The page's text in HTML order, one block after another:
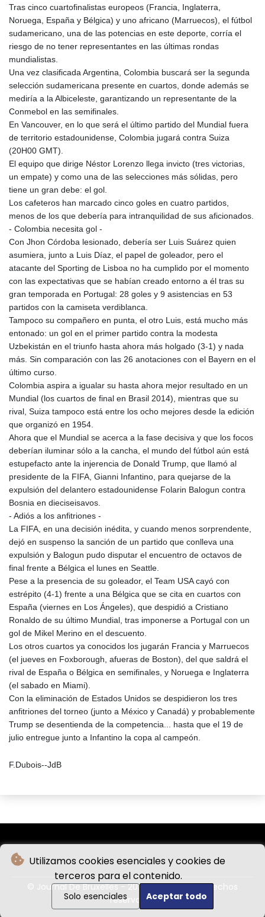
Utilizamos cookies esenciales y cookies de
terceros para el contenido.
Solo esenciales Aceptar todo
Tras cinco cuartofinalistas europeos (Francia, Inglaterra,
Noruega, España y Bélgica) y uno africano (Marruecos), el fútbol
sudamericano, una de las potencias en este deporte, corría el
riesgo de no tener representantes en las últimas rondas
mundialistas.
Una vez clasificada Argentina, Colombia buscará ser la segunda
selección sudamericana presente en cuartos, donde además se
mediría a la Albiceleste, garantizando un representante de la
Conmebol en las semifinales.
En Vancouver, en lo que será el último partido del Mundial fuera
de territorio estadounidense, Colombia jugará contra Suiza
(20H00 GMT).
El equipo que dirige Néstor Lorenzo llega invicto (tres victorias,
un empate) y como una de las selecciones más sólidas, pero
tiene un gran debe: el gol.
Los cafeteros han marcado cinco goles en cuatro partidos,
menos de los que debería para intranquilidad de sus aficionados.
- Colombia necesita gol -
Con Jhon Córdoba lesionado, debería ser Luis Suárez quien
asumiera, junto a Luis Díaz, el papel de goleador, pero el
atacante del Sporting de Lisboa no ha cumplido por el momento
con las expectativas que se habían creado entorno a él tras su
gran temporada en Portugal: 28 goles y 9 asistencias en 53
partidos con la camiseta verdiblanca.
Tampoco su compañero en punta, el otro Luis, está mucho más
entonado: un gol en el primer partido contra la modesta
Uzbekistán en el triunfo hasta ahora más holgado (3-1) y nada
más. Sin comparación con las 26 anotaciones con el Bayern en el
último curso.
Colombia aspira a igualar su hasta ahora mejor resultado en un
Mundial (los cuartos de final en Brasil 2014), mientras que su
rival, Suiza tampoco está entre los ocho mejores desde la edición
que organizó en 1954.
Ahora que el Mundial se acerca a la fase decisiva y que los focos
deberían iluminar sólo a la cancha, el mundo del fútbol aún está
estupefacto ante la injerencia de Donald Trump, que llamó al
presidente de la FIFA, Gianni Infantino, para quejarse de la
expulsión del delantero estadounidense Folarin Balogun contra
Bosnia en dieciseisavos.
- Adiós a los anfitriones -
La FIFA, en una decisión inédita, y cuando menos sorprendente,
dejó en suspenso la sanción de un partido que conlleva una
expulsión y Balogun pudo disputar el encuentro de octavos de
final frente a Bélgica el lunes en Seattle.
Pese a la presencia de su goleador, el Team USA cayó con
estrépito (4-1) frente a una Bélgica que se cita en cuartos con
España (viernes en Los Ángeles), que despidió a Cristiano
Ronaldo de su último Mundial, tras imponerse a Portugal con un
gol de Mikel Merino en el descuento.
Los otros cuartos ya conocidos los jugarán Francia y Marruecos
(el jueves en Foxborough, afueras de Boston), del que saldrá el
rival de España o Bélgica en semifinales, y Noruega e Inglaterra
(el sabado en Miami).
Con la eliminación de Estados Unidos se despidieron los tres
anfitriones del torneo (junto a México y Canadá) y probablemente
Trump se desentienda de la competencia... hasta que el 19 de
julio entregue junto a Infantino la copa al campeón.
F.Dubois--JdB
© Journal De Bruxelles - 2026 - Todos los derechos
reservados